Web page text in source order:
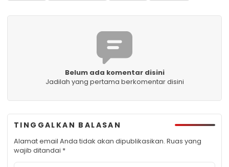
Belum ada komentar disini
Jadilah yang pertama berkomentar disini
TINGGALKAN BALASAN
Alamat email Anda tidak akan dipublikasikan. Ruas yang
wajib ditandai *